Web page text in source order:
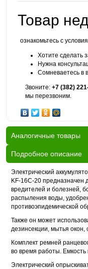
Товар
ознакомьтесь с
Хотите сделать
Нужна
Сомневаетесь в
Звоните: +7 (382)
мы перезвоним.
Аналогичные товары
Подробное описание
Электрический
KF-16C-20 предназначен
вредителей и болезней,
распыления воды,
противоэпидемической
Также он может
дезинсекции, мытья
Комплект ремней
во время работы. Емкость
Электрический